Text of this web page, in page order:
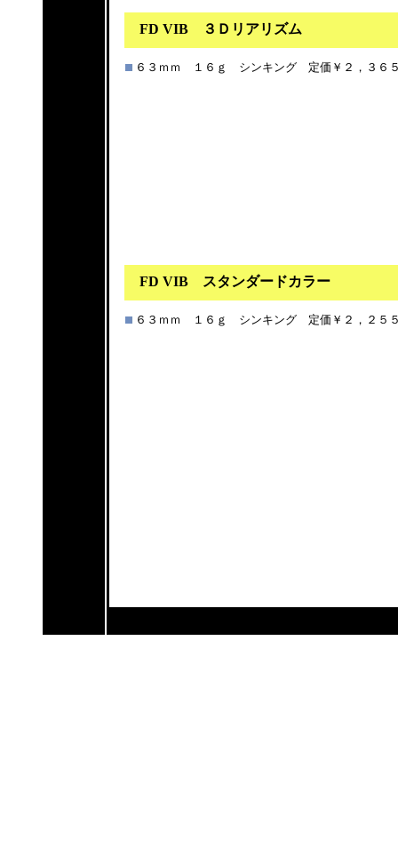
FD VIB ３Ｄリアリズム
６３ｍｍ １６ｇ シンキング 定価￥２，３６
FD VIB スタンダードカラー
６３ｍｍ １６ｇ シンキング 定価￥２，２５